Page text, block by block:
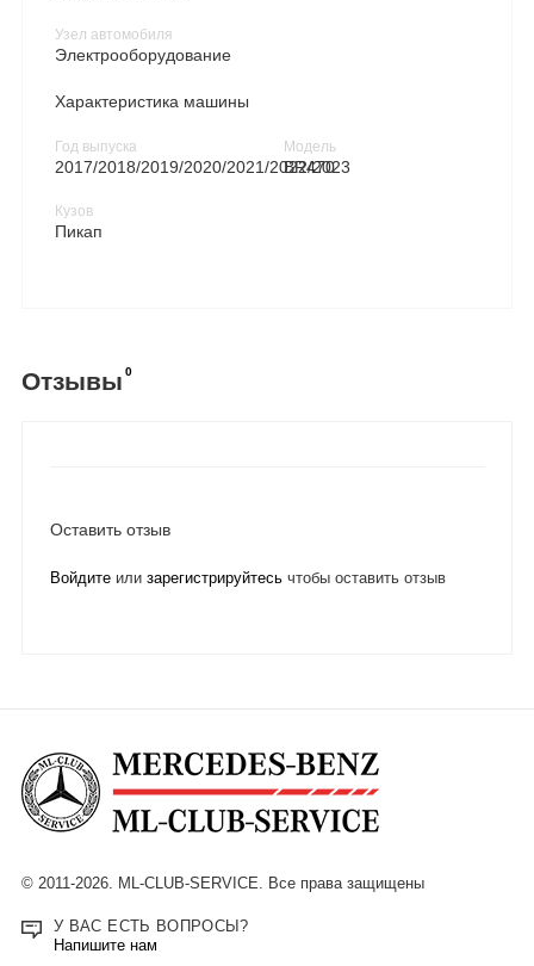
Узел автомобиля
Электрооборудование
Характеристика машины
Год выпуска
2017/2018/2019/2020/2021/2022/2023
Кузов
Пикап
Модель
BR470
Отзывы 0
Оставить отзыв
Войдитеили зарегистрируйтесьчтобы оставить отзыв
© 2011-2026. ML-CLUB-SERVICE. Все права защищены
У ВАС ЕСТЬ ВОПРОСЫ?
Напишите нам